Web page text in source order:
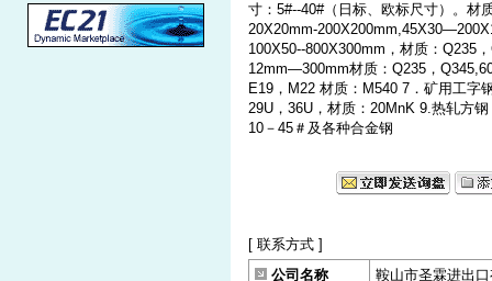
寸：5#--40#（日标、欧标尺寸）。材
20X20mm-
100X50--800X300mm，材质：Q235
12mm―300mm材质：Q235，
E19，M22 材质：M540 7．矿用工字
29U，36U，材质：20MnK 9.热轧方
10－45＃及各种合金钢
[ 联系方式 ]
公司名称
鞍山市圣霖进出